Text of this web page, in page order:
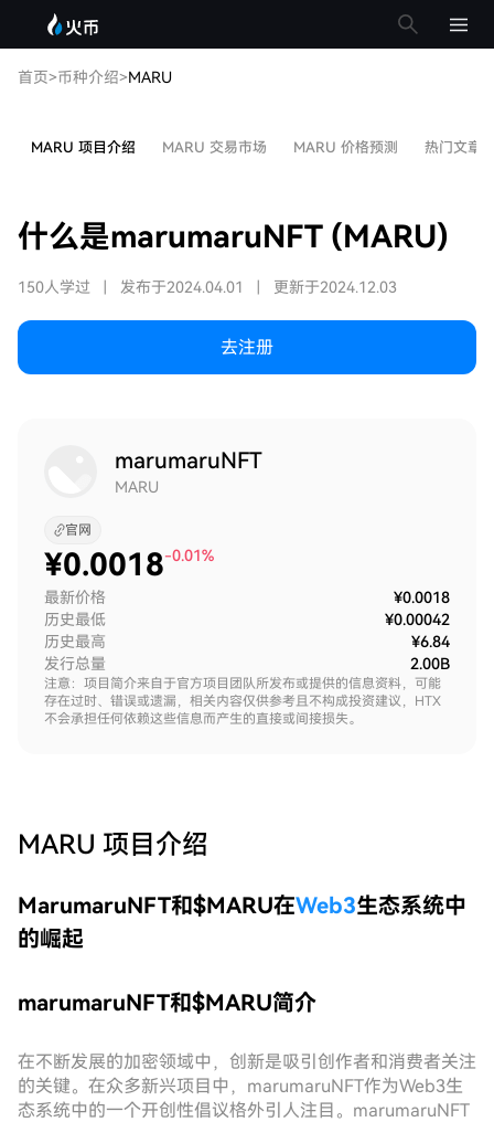
首页>币种介绍>MARU
MARU 项目介绍 MARU 交易市场 MARU 价格预测 热门文章
什么是marumaruNFT (MARU)
150人学过 发布于2024.04.01 更新于2024.12.03
去注册
marumaruNFT
MARU
官网
¥0.0018-0.01%
最新价格
¥0.0018
历史最低
¥0.00042
历史最高
¥6.84
发行总量
2.00B
注意：项目简介来自于官方项目团队所发布或提供的信息资料，可能
存在过时、错误或遗漏，相关内容仅供参考且不构成投资建议，HTX
不会承担任何依赖这些信息而产生的直接或间接损失。
MARU 项目介绍
MarumaruNFT和$MARU在Web3生态系统中
的崛起
marumaruNFT和$MARU简介
在不断发展的加密领域中，创新是吸引创作者和消费者关注
的关键。在众多新兴项目中，marumaruNFT作为Web3生
态系统中的一个开创性倡议格外引人注目。marumaruNFT